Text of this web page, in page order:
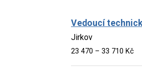
Vedoucí
Jirkov
23 470 – 33 710 Kč